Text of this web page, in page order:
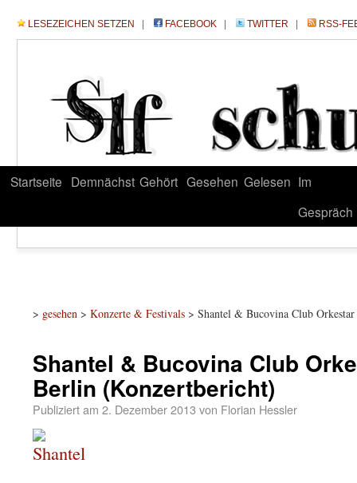
LESEZEICHEN SETZEN FACEBOOK TWITTER RSS-
Startseite Demnächst Gehört Gesehen Gelesen Im
Gespräch
> gesehen > Konzerte & Festivals > Shantel & Bucovina Club
Shantel & Bucovina Club
Berlin (Konzertbericht)
Publiziert am 2. Dezember 2013 von Florian Hessler